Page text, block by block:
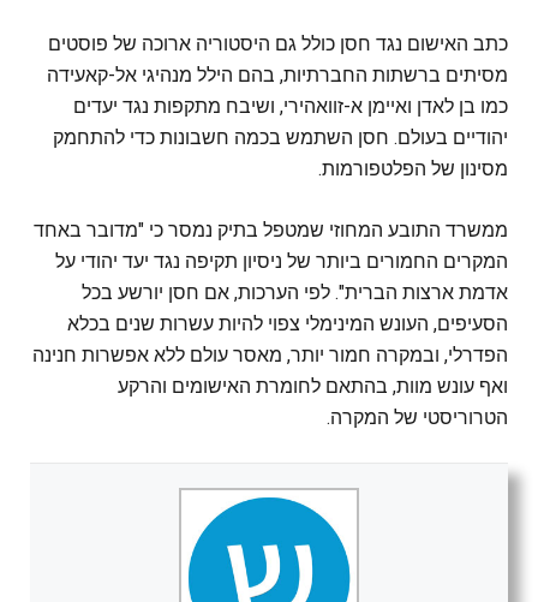
כתב האישום נגד חסן כולל גם היסטוריה ארוכה של פוסטים
מסיתים ברשתות החברתיות, בהם הילל מנהיגי אל-קאעידה
כמו בן לאדן ואיימן א-זוואהירי, ושיבח מתקפות נגד יעדים
יהודיים בעולם. חסן השתמש בכמה חשבונות כדי להתחמק
מסינון של הפלטפורמות.
ממשרד התובע המחוזי שמטפל בתיק נמסר כי "מדובר באחד
המקרים החמורים ביותר של ניסיון תקיפה נגד יעד יהודי על
אדמת ארצות הברית". לפי הערכות, אם חסן יורשע בכל
הסעיפים, העונש המינימלי צפוי להיות עשרות שנים בכלא
הפדרלי, ובמקרה חמור יותר, מאסר עולם ללא אפשרות חנינה
ואף עונש מוות, בהתאם לחומרת האישומים והרקע
הטרוריסטי של המקרה.